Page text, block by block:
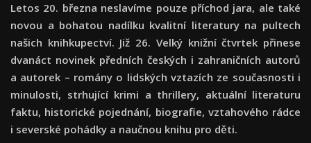
Letos 20. března neslavíme pouze příchod jara, ale také
novou a bohatou nadílku kvalitní literatury na pultech
našich knihkupectví. Již 26. Velký knižní čtvrtek přinese
dvanáct novinek předních českých i zahraničních autorů
a autorek – romány o lidských vztazích ze současnosti i
minulosti, strhující krimi a thrillery, aktuální literaturu
faktu, historické pojednání, biografie, vztahového rádce
i severské pohádky a naučnou knihu pro děti.